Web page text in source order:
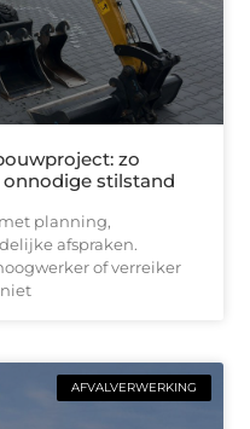
zo
stilstand
planning,
afspraken.
of verreiker
AFVALVERWERKING